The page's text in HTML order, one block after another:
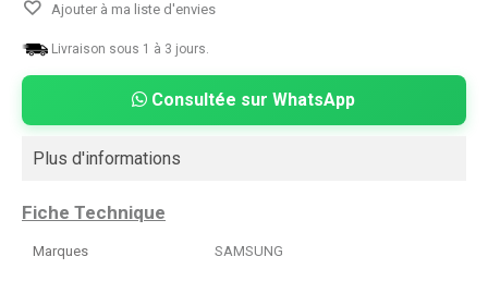
Ajouter à ma liste d'envies
Livraison sous 1 à 3 jours.
Consultée sur WhatsApp
Plus d'informations
Fiche Technique
Marques SAMSUNG